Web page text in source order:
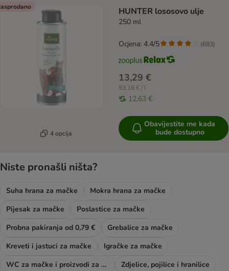
4 opcija
HUNTER lososovo ulje
250 ml
13,29 €
53,16 € / l
12,63 €
Ocjena: 4.4/5 (683)
Obavijestite me kada
bude dostupno
Niste pronašli ništa?
Suha hrana za mačke
Mokra hrana za mačke
Pijesak za mačke
Poslastice za mačke
Probna pakiranja od 0,79 €
Grebalice za mačke
Kreveti i jastuci za mačke
Igračke za mačke
WC za mačke i proizvodi za njegu
Zdjelice, pojilice i hranilice